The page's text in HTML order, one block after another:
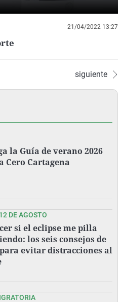
21/04/2022 13:27
siguiente
la Guía de verano 2026
Cero Cartagena
DE AGOSTO
si el eclipse me pilla
los seis consejos de
evitar distracciones al